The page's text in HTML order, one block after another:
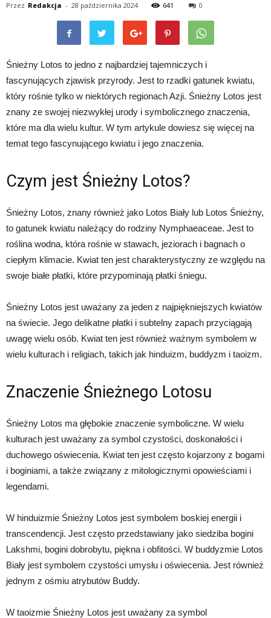
Przez Redakcja - 28 października 2024 641 0
Śnieżny Lotos to jedno z najbardziej tajemniczych i
fascynujących zjawisk przyrody. Jest to rzadki gatunek kwiatu,
który rośnie tylko w niektórych regionach Azji. Śnieżny Lotos jest
znany ze swojej niezwykłej urody i symbolicznego znaczenia,
które ma dla wielu kultur. W tym artykule dowiesz się więcej na
temat tego fascynującego kwiatu i jego znaczenia.
Czym jest Śnieżny Lotos?
Śnieżny Lotos, znany również jako Lotos Biały lub Lotos Śnieżny,
to gatunek kwiatu należący do rodziny Nymphaeaceae. Jest to
roślina wodna, która rośnie w stawach, jeziorach i bagnach o
ciepłym klimacie. Kwiat ten jest charakterystyczny ze względu na
swoje białe płatki, które przypominają płatki śniegu.
Śnieżny Lotos jest uważany za jeden z najpiękniejszych kwiatów
na świecie. Jego delikatne płatki i subtelny zapach przyciągają
uwagę wielu osób. Kwiat ten jest również ważnym symbolem w
wielu kulturach i religiach, takich jak hinduizm, buddyzm i taoizm.
Znaczenie Śnieżnego Lotosu
Śnieżny Lotos ma głębokie znaczenie symboliczne. W wielu
kulturach jest uważany za symbol czystości, doskonałości i
duchowego oświecenia. Kwiat ten jest często kojarzony z bogami
i boginiami, a także związany z mitologicznymi opowieściami i
legendami.
W hinduizmie Śnieżny Lotos jest symbolem boskiej energii i
transcendencji. Jest często przedstawiany jako siedziba bogini
Lakshmi, bogini dobrobytu, piękna i obfitości. W buddyzmie Lotos
Biały jest symbolem czystości umysłu i oświecenia. Jest również
jednym z ośmiu atrybutów Buddy.
W taoizmie Śnieżny Lotos jest uważany za symbol